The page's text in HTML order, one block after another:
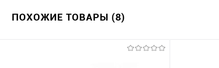
ПОХОЖИЕ ТОВАРЫ (8)